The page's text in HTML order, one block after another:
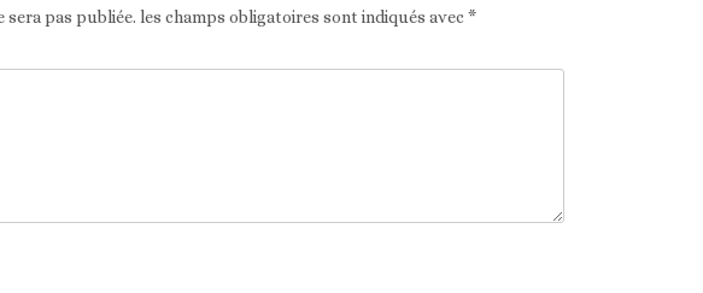
sera pas publiée. les champs obligatoires sont indiqués avec*